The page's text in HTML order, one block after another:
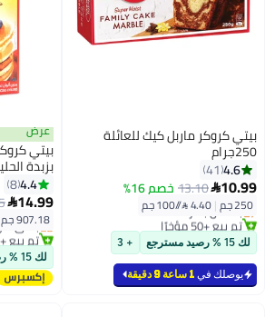
بيتي كروكر ماربل كيك للعائلة
250جرام
4.6
41
10.99
13.10خصم 16%
250 جم |
#9 في خمائر الخبز
أقل سعر في 30 يوم
بتخلّص بسرعة
تم بيع +50 مؤخرًا
#9 في خمائر الخبزلك 15 % رصيد مسترجع + 3
يوصلك في 1 ساعة 9 دقيقة
عرض
بيتي
بزبدة الحليب
4.4
8
14.99
907.18 جم
أقل
توصيل
باقي 1 وحدات في المخزون
تم بيع +60 مؤخرًا
أقللك 15 % رصيد مسترجع